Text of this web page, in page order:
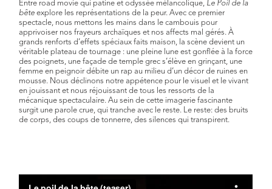
Entre road movie qui patine et odyssée mélancolique, Le Poil de la
bête explore les représentations de la peur. Avec ce premier
spectacle, nous mettons les mains dans le cambouis pour
apprivoiser nos frayeurs archaïques et nos affects mal gérés. À
grands renforts d’effets spéciaux faits maison, la scène devient un
véritable plateau de tournage : une pleine lune est gonflée à la force
des poignets, une façade de temple grec s’élève en grinçant, une
femme en peignoir débite un rap au milieu d’un décor de ruines en
mousse. Nous déclinons notre appétence pour le visuel et le vivant
en jouissant et nous réjouissant de tous les ressorts de la
mécanique spectaculaire. Au sein de cette imagerie fascinante
surgit une parole crue, qui tranche avec le reste. Le reste: des bruits
de corps, des coups de tonnerre, des silences qui transpirent.
Le poil de la bête (teaser) from .